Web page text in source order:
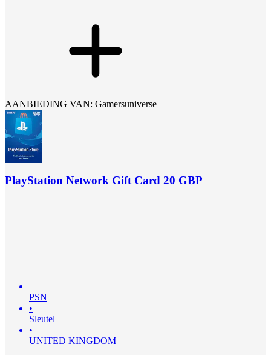
AANBIEDING VAN: Gamersuniverse
PlayStation Network Gift Card 20 GBP
PSN
•
Sleutel
•
UNITED KINGDOM